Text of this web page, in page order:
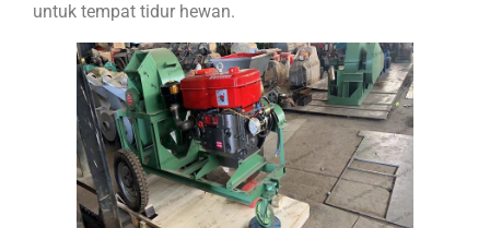
untuk tempat tidur hewan.